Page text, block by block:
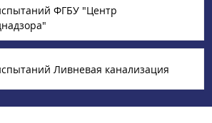
ФГБУ "Центр
Ливневая канализация